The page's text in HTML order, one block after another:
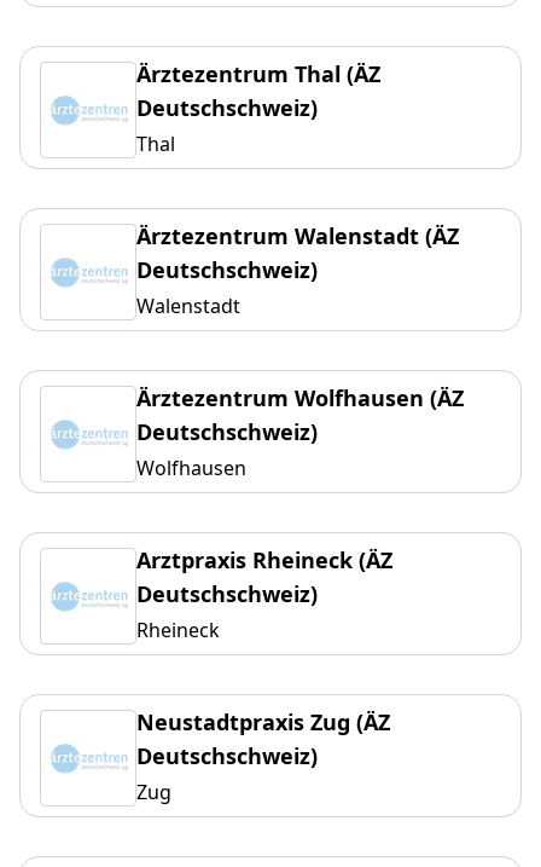
Ärztezentrum Thal (ÄZ
Deutschschweiz)
Thal
Ärztezentrum Walenstadt (ÄZ
Deutschschweiz)
Walenstadt
Ärztezentrum Wolfhausen (ÄZ
Deutschschweiz)
Wolfhausen
Arztpraxis Rheineck (ÄZ
Deutschschweiz)
Rheineck
Neustadtpraxis Zug (ÄZ
Deutschschweiz)
Zug